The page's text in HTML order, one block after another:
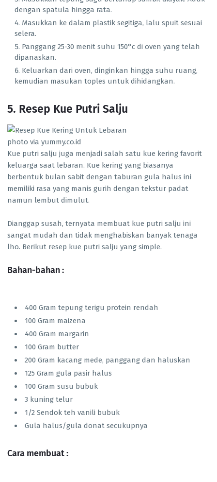
dengan spatula hingga rata.
Masukkan ke dalam plastik segitiga, lalu spuit sesuai
selera.
Panggang 25-30 menit suhu 150°c di oven yang telah
dipanaskan.
Keluarkan dari oven, dinginkan hingga suhu ruang,
kemudian masukan toples untuk dihidangkan.
5. Resep Kue Putri Salju
photo via yummy.co.id
Kue putri salju juga menjadi salah satu kue kering favorit
keluarga saat lebaran. Kue kering yang biasanya
berbentuk bulan sabit dengan taburan gula halus ini
memiliki rasa yang manis gurih dengan tekstur padat
namun lembut dimulut.
Dianggap susah, ternyata membuat kue putri salju ini
sangat mudah dan tidak menghabiskan banyak tenaga
lho. Berikut resep kue putri salju yang simple.
Bahan-bahan :
400 Gram tepung terigu protein rendah
100 Gram maizena
400 Gram margarin
100 Gram butter
200 Gram kacang mede, panggang dan haluskan
125 Gram gula pasir halus
100 Gram susu bubuk
3 kuning telur
1/2 Sendok teh vanili bubuk
Gula halus/gula donat secukupnya
Cara membuat :